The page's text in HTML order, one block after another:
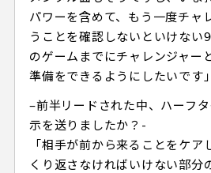
パワーを含めて、もう一度チャ
うことを確認しないといけない
のゲームまでにチャレンジャー
準備をできるようにしたいです」
–前半リードされた中、ハーフ
示を送りましたか？-
「相手が前から来ることをケア
くり返さなければいけない部分